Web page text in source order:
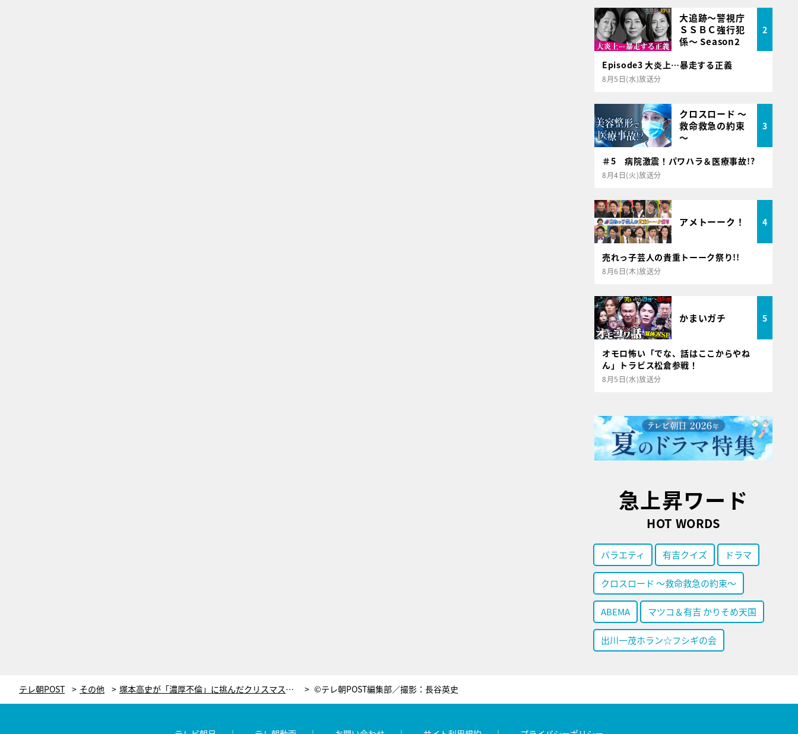
大追跡～警視庁
ＳＳＢＣ強行犯
係～ Season2
2
Episode3 大炎上…暴走する正義
8月5日(水)放送分
クロスロード ～
救命救急の約束
～
3
＃5 病院激震！パワハラ＆医療事故!?
8月4日(火)放送分
アメトーーク！ 4
売れっ子芸人の貴重トーーク祭り!!
8月6日(木)放送分
かまいガチ 5
オモロ怖い「でな、話はここからやね
ん」トラビス松倉参戦！
8月5日(水)放送分
急上昇ワード
HOT WORDS
バラエティ 有吉クイズ ドラマ
クロスロード ～救命救急の約束～
ABEMA マツコ＆有吉 かりそめ天国
出川一茂ホラン☆フシギの会
テレ朝POST その他 塚本高史が「濃厚不倫」に挑んだクリスマス、“妻”の仲里依紗は？【ホリデイラブ・SPインタビュー】 ©テレ朝POST編集部／撮影：長谷英史